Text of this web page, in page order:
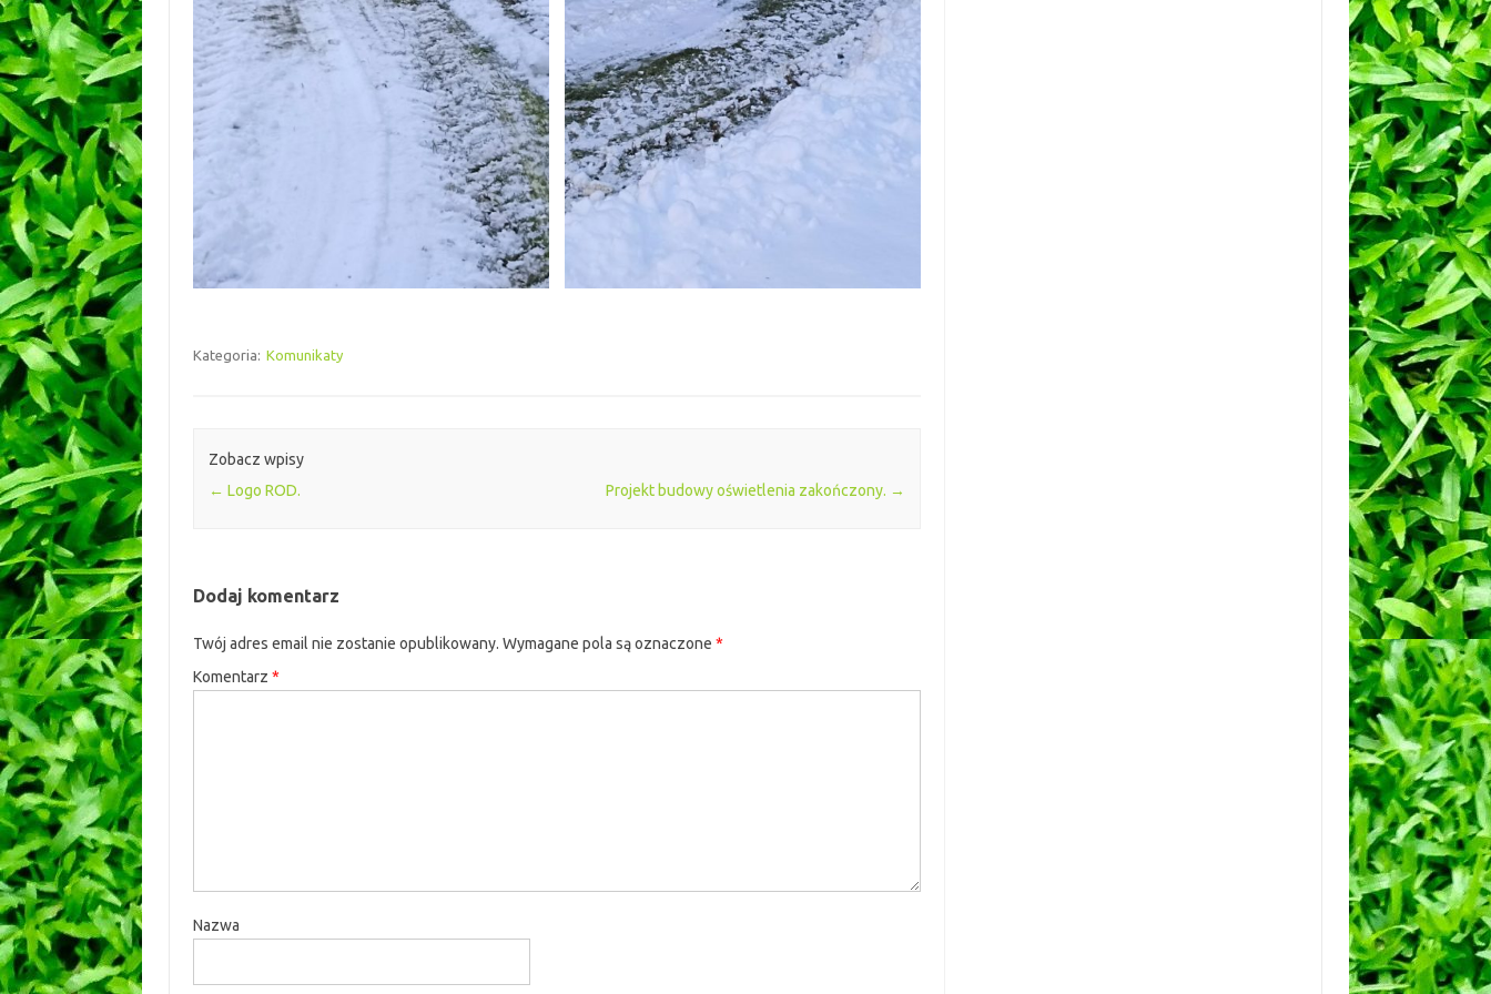
Kategoria: Komunikaty
Zobacz wpisy
← Logo ROD. Projekt budowy oświetlenia zakończony. →
Dodaj komentarz
Twój adres email nie zostanie opublikowany. Wymagane pola są oznaczone *
Komentarz *
Nazwa